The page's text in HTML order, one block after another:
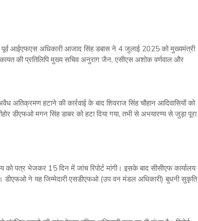
आईएफएस अधिकारी आजाद सिंह डबास ने 4 जुलाई 2025 को मुख्यमंत्री
की प्रतिलिपि मुख्य सचिव अनुराग जैन, एसीएस अशोक वर्णवाल और
हटाने की कार्रवाई के बाद शिवराज सिंह चौहान आदिवासियों को
डीएफओ मगन सिंह डाबर को हटा दिया गया, तभी से अभयारण्य से जुड़ा पूरा
पत्र भेजकर 15 दिन में जांच रिपोर्ट मांगी। इसके बाद सीसीएफ कार्यालय
ने यह जिम्मेदारी एसडीएफओ (उप वन मंडल अधिकारी) बुधनी सुकृति